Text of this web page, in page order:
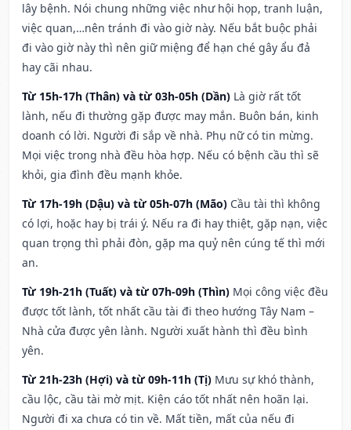
lây bệnh. Nói chung những việc như hội họp, tranh luận,
việc quan,…nên tránh đi vào giờ này. Nếu bắt buộc phải
đi vào giờ này thì nên giữ miệng để hạn ché gây ẩu đả
hay cãi nhau.
Từ 15h-17h (Thân) và từ 03h-05h (Dần) Là giờ rất tốt
lành, nếu đi thường gặp được may mắn. Buôn bán, kinh
doanh có lời. Người đi sắp về nhà. Phụ nữ có tin mừng.
Mọi việc trong nhà đều hòa hợp. Nếu có bệnh cầu thì sẽ
khỏi, gia đình đều mạnh khỏe.
Từ 17h-19h (Dậu) và từ 05h-07h (Mão) Cầu tài thì không
có lợi, hoặc hay bị trái ý. Nếu ra đi hay thiệt, gặp nạn, việc
quan trọng thì phải đòn, gặp ma quỷ nên cúng tế thì mới
an.
Từ 19h-21h (Tuất) và từ 07h-09h (Thìn) Mọi công việc đều
được tốt lành, tốt nhất cầu tài đi theo hướng Tây Nam –
Nhà cửa được yên lành. Người xuất hành thì đều bình
yên.
Từ 21h-23h (Hợi) và từ 09h-11h (Tị) Mưu sự khó thành,
cầu lộc, cầu tài mờ mịt. Kiện cáo tốt nhất nên hoãn lại.
Người đi xa chưa có tin về. Mất tiền, mất của nếu đi